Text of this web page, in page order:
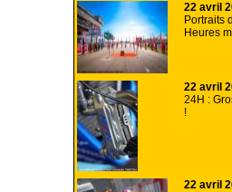
22 avril
Portraits
Heures
22 avril
24H :
!
22 avril